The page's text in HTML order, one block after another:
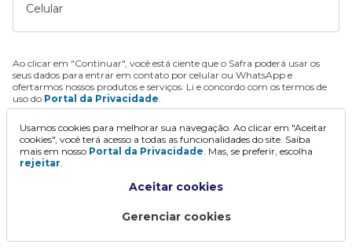
Celular
Ao clicar em "Continuar", você está ciente que o Safra poderá usar os
seus dados para entrar em contato por celular ou WhatsApp e
ofertarmos nossos produtos e serviços. Li e concordo com os termos de
uso do Portal da Privacidade.
Continuar
Usamos cookies para melhorar sua navegação. Ao clicar em "Aceitar
cookies", você terá acesso a todas as funcionalidades do site. Saiba
mais em nosso Portal da Privacidade. Mas, se preferir, escolha
rejeitar.
Aceitar cookies
Gerenciar cookies